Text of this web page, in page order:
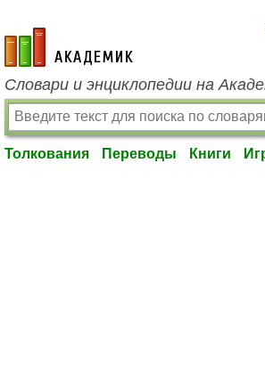
academic.ru
Словари и энциклопедии на
Толкования Переводы Книги